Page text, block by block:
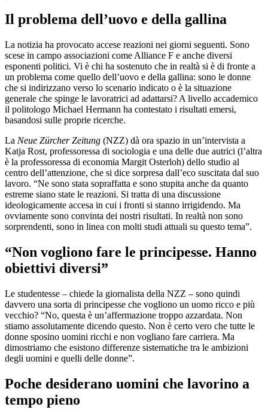
Il problema dell’uovo e della gallina
La notizia ha provocato accese reazioni nei giorni seguenti. Sono
scese in campo associazioni come Alliance F e anche diversi
esponenti politici. Vi è chi ha sostenuto che in realtà si è di fronte a
un problema come quello dell’uovo e della gallina: sono le donne
che si indirizzano verso lo scenario indicato o è la situazione
generale che spinge le lavoratrici ad adattarsi? A livello accademico
il politologo Michael Hermann ha contestato i risultati emersi,
basandosi sulle proprie ricerche.
La Neue Zürcher Zeitung (NZZ) dà ora spazio in un’intervista a
Katja Rost, professoressa di sociologia e una delle due autrici (l’altra
è la professoressa di economia Margit Osterloh) dello studio al
centro dell’attenzione, che si dice sorpresa dall’eco suscitata dal suo
lavoro. “Ne sono stata sopraffatta e sono stupita anche da quanto
estreme siano state le reazioni. Si tratta di una discussione
ideologicamente accesa in cui i fronti si stanno irrigidendo. Ma
ovviamente sono convinta dei nostri risultati. In realtà non sono
sorprendenti, sono in linea con molti studi attuali su questo tema”.
“Non vogliono fare le principesse. Hanno
obiettivi diversi”
Le studentesse – chiede la giornalista della NZZ – sono quindi
davvero una sorta di principesse che vogliono un uomo ricco e più
vecchio? “No, questa è un’affermazione troppo azzardata. Non
stiamo assolutamente dicendo questo. Non è certo vero che tutte le
donne sposino uomini ricchi e non vogliano fare carriera. Ma
dimostriamo che esistono differenze sistematiche tra le ambizioni
degli uomini e quelli delle donne”.
Poche desiderano uomini che lavorino a
tempo pieno